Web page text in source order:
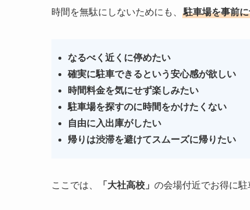
時間を無駄にしないためにも、 駐車場を事前
なるべく近くに停めたい
確実に駐車できるという安心感が欲しい
時間料金を気にせず楽しみたい
駐車場を探すのに時間をかけたくない
自由に入出庫がしたい
帰りは渋滞を避けてスムーズに帰りたい
ここでは、 「 大社高校 」 の会場付近でお得に駐